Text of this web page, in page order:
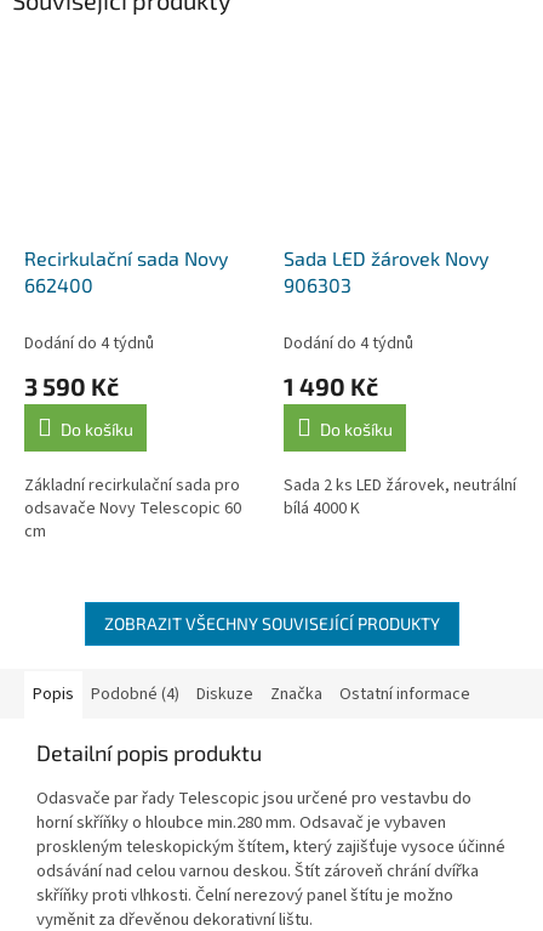
Recirkulační sada Novy
662400
Dodání do 4 týdnů
3 590 Kč
Do košíku
Základní recirkulační sada pro
odsavače Novy Telescopic 60
cm
Sada LED žárovek Novy
906303
Dodání do 4 týdnů
1 490 Kč
Do košíku
Sada 2 ks LED žárovek, neutrální
bílá 4000 K
ZOBRAZIT VŠECHNY SOUVISEJÍCÍ PRODUKTY
Popis Podobné (4) Diskuze Značka Ostatní informace
Detailní popis produktu
Odasvače par řady Telescopic jsou určené pro vestavbu do
horní skříňky o hloubce min.280 mm. Odsavač je vybaven
proskleným teleskopickým štítem, který zajišťuje vysoce účinné
odsávání nad celou varnou deskou. Štít zároveň chrání dvířka
skříňky proti vlhkosti. Čelní nerezový panel štítu je možno
vyměnit za dřevěnou dekorativní lištu.